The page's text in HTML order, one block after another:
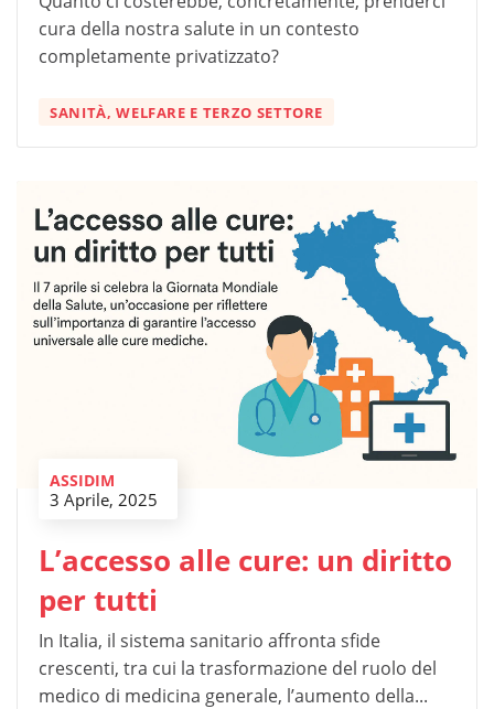
cura della nostra salute in un contesto
completamente privatizzato?
SANITÀ, WELFARE E TERZO SETTORE
ASSIDIM
3 Aprile, 2025
L’accesso alle cure: un diritto
per tutti
In Italia, il sistema sanitario affronta sfide
crescenti, tra cui la trasformazione del ruolo del
medico di medicina generale, l’aumento della...